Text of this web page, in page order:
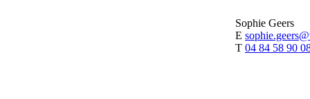
Sophie Geers
E
T 04 84 58 90